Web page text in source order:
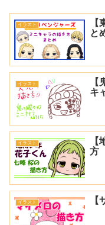
イラスト
と
イラスト
キ
イラスト
方
イラスト